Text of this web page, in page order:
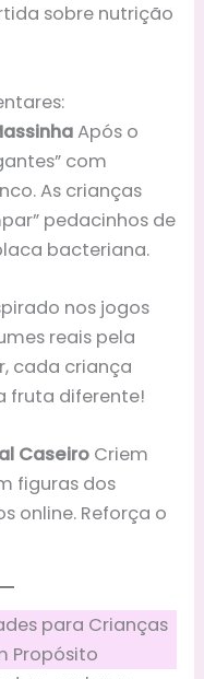
sobre nutrição
Após o
com
As crianças
pedacinhos de
bacteriana.
nos jogos
reais pela
cada criança
fruta diferente!
Caseiro Criem
figuras dos
online. Reforça o
para Crianças
Propósito